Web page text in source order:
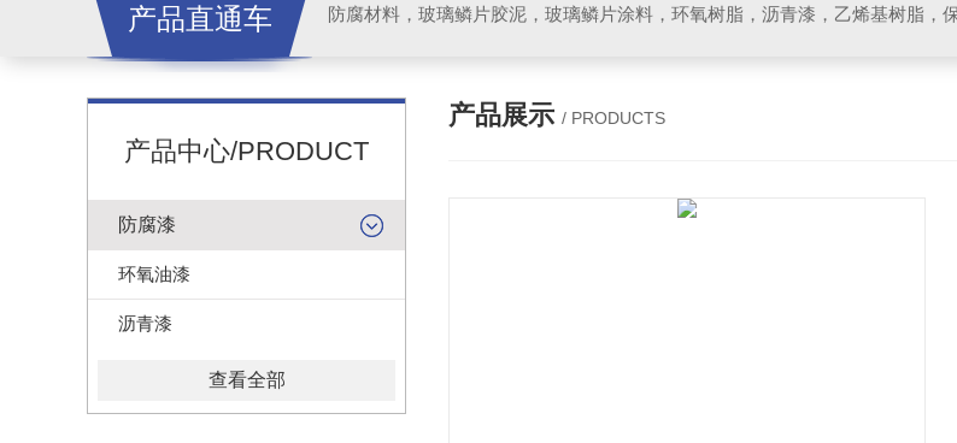
产品直通车
产品中心/PRODUCT
防腐漆
环氧油漆
沥青漆
查看全部
产品展示 / PRODUCTS